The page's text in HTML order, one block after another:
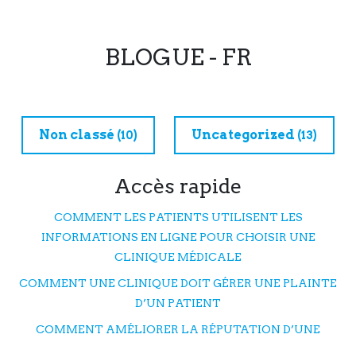
BLOGUE - FR
Non classé (10) Uncategorized (13)
Accès rapide
COMMENT LES PATIENTS UTILISENT LES
INFORMATIONS EN LIGNE POUR CHOISIR UNE
CLINIQUE MÉDICALE
COMMENT UNE CLINIQUE DOIT GÉRER UNE PLAINTE
D’UN PATIENT
COMMENT AMÉLIORER LA RÉPUTATION D’UNE